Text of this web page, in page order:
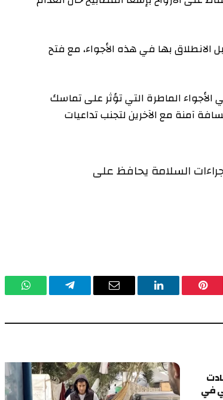
الانطلاق بها في هذه الأجواء، مع فتح
الأجواء الماطرة التي تؤثر على تماسك
آمنة مع الآخرين لتجنب تداعيات
السلامة يحافظ على
بينتيريستلينكدإن البريد
تيلقرام واتساب
في